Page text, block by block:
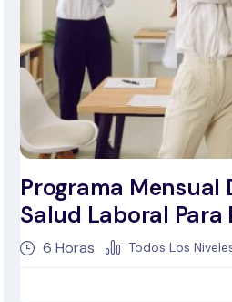
Programa Mensual
Salud Laboral Para
6 Horas Todos Los